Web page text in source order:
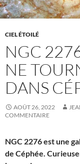
CIEL ÉTOILÉ
NGC
NE
DANS
AOÛT 26, 2022
COMMENTAIRE
NGC 2276 est une
de Céphée.